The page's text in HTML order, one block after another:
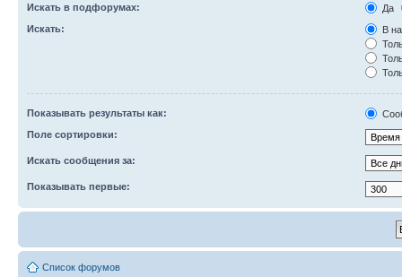
Искать в подфорумах:
Да
Искать:
В
Показывать результаты как:
Поле сортировки:
Искать сообщения за:
Показывать первые:
Список форумов